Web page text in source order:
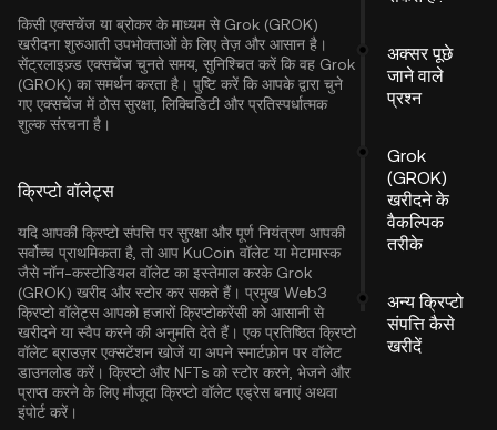
किसी एक्सचेंज या ब्रोकर के माध्यम से Grok (GROK)
खरीदना शुरुआती उपभोक्ताओं के लिए तेज़ और आसान है।
सेंट्रलाइज़्ड एक्सचेंज चुनते समय, सुनिश्चित करें कि वह Grok
(GROK) का समर्थन करता है। पुष्टि करें कि आपके द्वारा चुने
गए एक्सचेंज में ठोस सुरक्षा, लिक्विडिटी और प्रतिस्पर्धात्मक
शुल्क संरचना है।
क्रिप्टो वॉलेट्स
यदि आपकी क्रिप्टो संपत्ति पर सुरक्षा और पूर्ण नियंत्रण आपकी
सर्वोच्च प्राथमिकता है, तो आप KuCoin वॉलेट या मेटामास्क
जैसे नॉन-कस्टोडियल वॉलेट का इस्तेमाल करके Grok
(GROK) खरीद और स्टोर कर सकते हैं। प्रमुख Web3
क्रिप्टो वॉलेट्स आपको हजारों क्रिप्टोकरेंसी को आसानी से
खरीदने या स्वैप करने की अनुमति देते हैं। एक प्रतिष्ठित क्रिप्टो
वॉलेट ब्राउज़र एक्सटेंशन खोजें या अपने स्मार्टफ़ोन पर वॉलेट
डाउनलोड करें। क्रिप्टो और NFTs को स्टोर करने, भेजने और
प्राप्त करने के लिए मौजूदा क्रिप्टो वॉलेट एड्रेस बनाएं अथवा
इंपोर्ट करें।
अक्सर पूछे
जाने वाले
प्रश्न
Grok
(GROK)
खरीदने के
वैकल्पिक
तरीके
अन्य क्रिप्टो
संपत्ति कैसे
खरीदें